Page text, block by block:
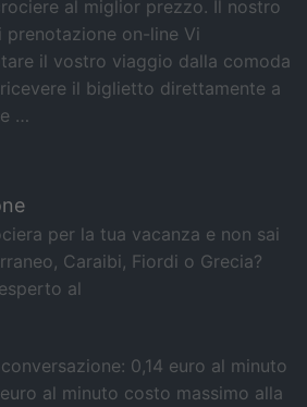
al miglior prezzo. Il nostro
on-line Vi
il vostro viaggio dalla comoda
il biglietto direttamente a
…
per la tua vacanza e non sai
Caraibi, Fiordi o Grecia?
al
0,14 euro al minuto
al minuto costo massimo alla